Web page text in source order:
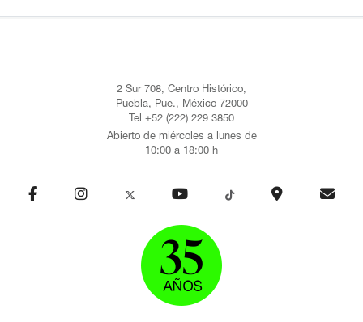
2 Sur 708, Centro Histórico,
Puebla, Pue., México 72000
Tel +52 (222) 229 3850
Abierto de miércoles a lunes de
10:00 a 18:00 h